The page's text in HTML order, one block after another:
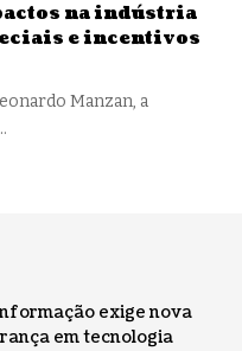
na indústria
e incentivos
Manzan, a
exige nova
em tecnologia